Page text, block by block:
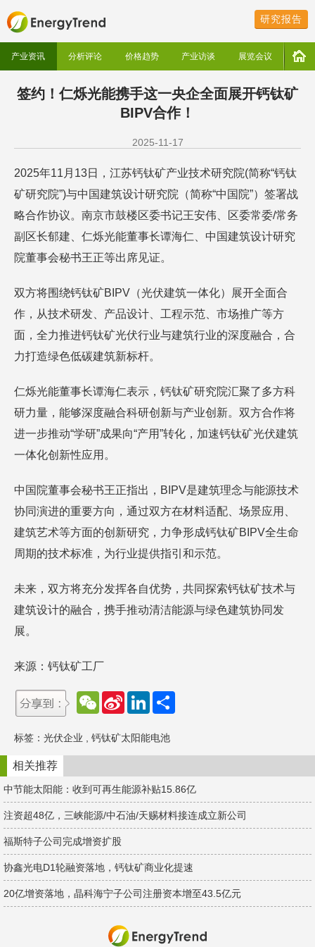
研究报告
产业资讯 分析评论 价格趋势 产业访谈 展览会议
签约！仁烁光能携手这一央企全面展开钙钛矿
BIPV合作！
2025-11-17
2025年11月13日，江苏钙钛矿产业技术研究院(简称“钙钛
矿研究院”)与中国建筑设计研究院（简称“中国院”）签署战
略合作协议。南京市鼓楼区委书记王安伟、区委常委/常务
副区长郁建、仁烁光能董事长谭海仁、中国建筑设计研究
院董事会秘书王正等出席见证。
双方将围绕钙钛矿BIPV（光伏建筑一体化）展开全面合
作，从技术研发、产品设计、工程示范、市场推广等方
面，全力推进钙钛矿光伏行业与建筑行业的深度融合，合
力打造绿色低碳建筑新标杆。
仁烁光能董事长谭海仁表示，钙钛矿研究院汇聚了多方科
研力量，能够深度融合科研创新与产业创新。双方合作将
进一步推动“学研”成果向“产用”转化，加速钙钛矿光伏建筑
一体化创新性应用。
中国院董事会秘书王正指出，BIPV是建筑理念与能源技术
协同演进的重要方向，通过双方在材料适配、场景应用、
建筑艺术等方面的创新研究，力争形成钙钛矿BIPV全生命
周期的技术标准，为行业提供指引和示范。
未来，双方将充分发挥各自优势，共同探索钙钛矿技术与
建筑设计的融合，携手推动清洁能源与绿色建筑协同发
展。
来源：钙钛矿工厂
W
e
a
t
S
a
W
e
b
o
L
k
e
d
n
标签： 光伏企业 钙钛矿太阳能电池
相关推荐
中节能太阳能：收到可再生能源补贴15.86亿
注资超48亿，三峡能源/中石油/天赐材料接连成立新公司
福斯特子公司完成增资扩股
协鑫光电D1轮融资落地，钙钛矿商业化提速
20亿增资落地，晶科海宁子公司注册资本增至43.5亿元